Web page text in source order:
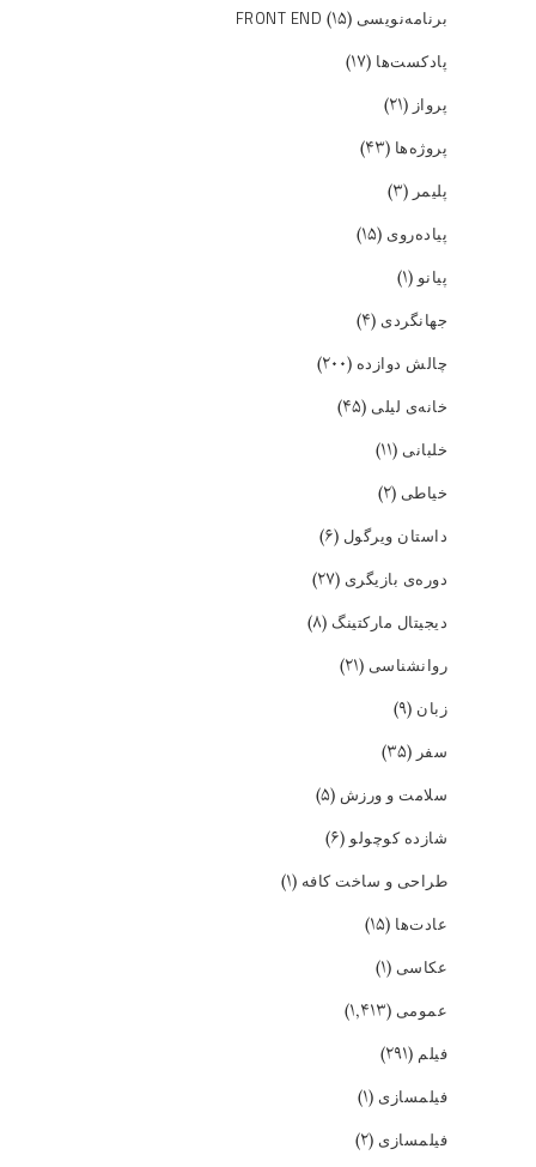
برنامه‌نویسی FRONT END (۱۵)
پادکست‌ها (۱۷)
پرواز (۲۱)
پروژه‌ها (۴۳)
پلیمر (۳)
پیاده‌روی (۱۵)
پیانو (۱)
جهانگردی (۴)
چالش دوازده (۲۰۰)
خانه‌ی لیلی (۴۵)
خلبانی (۱۱)
خیاطی (۲)
داستان ویرگول (۶)
دوره‌ی بازیگری (۲۷)
دیجیتال مارکتینگ (۸)
روانشناسی (۲۱)
زبان (۹)
سفر (۳۵)
سلامت و ورزش (۵)
شازده کوچولو (۶)
طراحی و ساخت کافه (۱)
عادت‌ها (۱۵)
عکاسی (۱)
عمومی (۱,۴۱۳)
فیلم (۲۹۱)
فیلمسازی (۱)
فیلمسازی (۲)